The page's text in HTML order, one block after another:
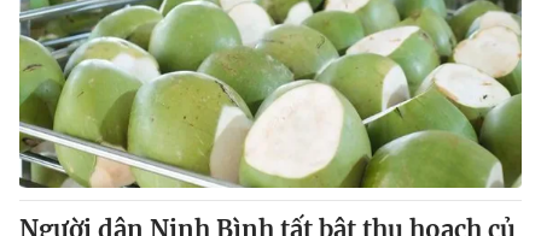
Người dân Ninh Bình tất bật thu hoạch củ